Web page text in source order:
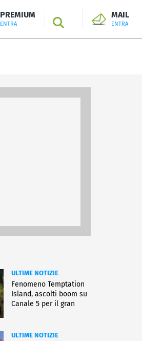
PREMIUM
ENTRA SEARCH
MAIL
ENTRA
ULTIME NOTIZIE
Fenomeno Temptation
Island, ascolti boom su
Canale 5 per il gran
ULTIME NOTIZIE